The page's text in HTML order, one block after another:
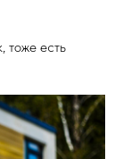
тоже есть